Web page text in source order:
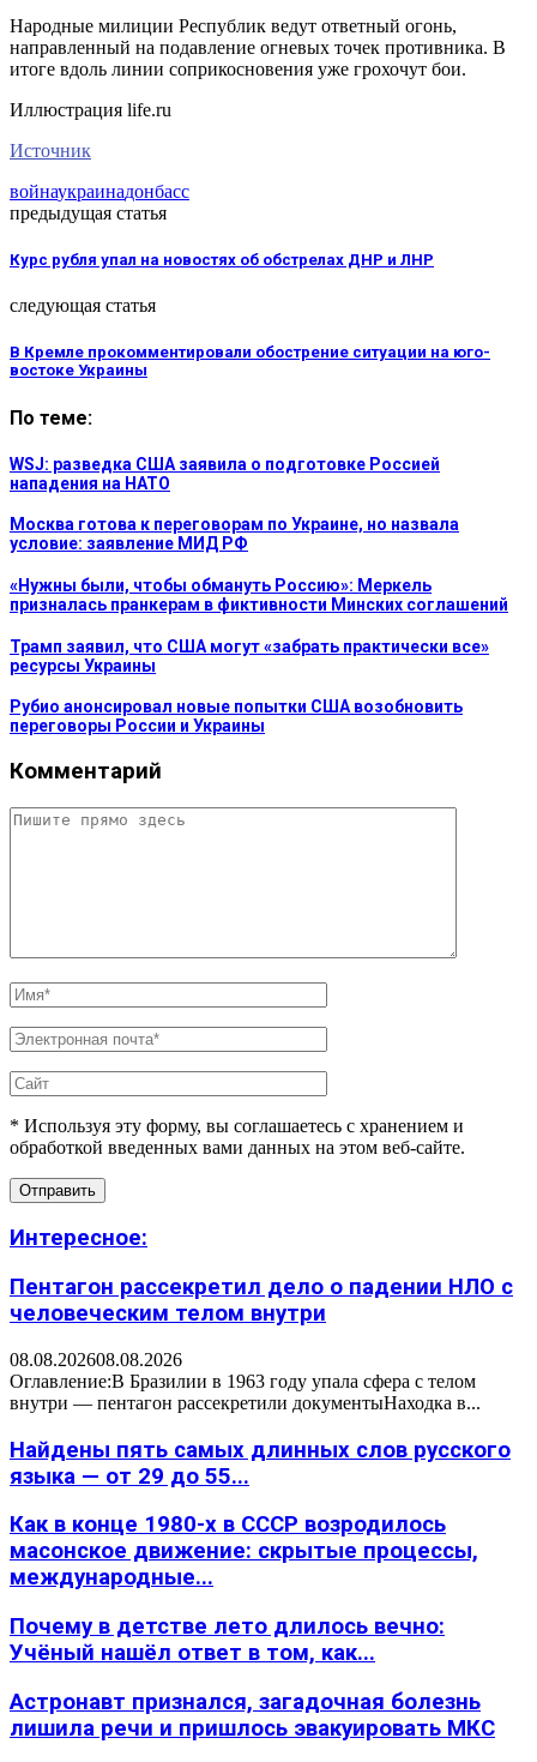
Народные милиции Республик ведут ответный огонь,
направленный на подавление огневых точек противника. В
итоге вдоль линии соприкосновения уже грохочут бои.
Иллюстрация life.ru
Источник
войнаукраинадонбасс
предыдущая статья
Курс рубля упал на новостях об обстрелах ДНР и ЛНР
следующая статья
В Кремле прокомментировали обострение ситуации на юго-
востоке Украины
По теме:
WSJ: разведка США заявила о подготовке Россией
нападения на НАТО
Москва готова к переговорам по Украине, но назвала
условие: заявление МИД РФ
«Нужны были, чтобы обмануть Россию»: Меркель
призналась пранкерам в фиктивности Минских соглашений
Трамп заявил, что США могут «забрать практически все»
ресурсы Украины
Рубио анонсировал новые попытки США возобновить
переговоры России и Украины
Комментарий
* Используя эту форму, вы соглашаетесь с хранением и
обработкой введенных вами данных на этом веб-сайте.
Интересное:
Пентагон рассекретил дело о падении НЛО с
человеческим телом внутри
08.08.202608.08.2026
Оглавление:В Бразилии в 1963 году упала сфера с телом
внутри — пентагон рассекретили документыНаходка в...
Найдены пять самых длинных слов русского
языка — от 29 до 55...
Как в конце 1980-х в СССР возродилось
масонское движение: скрытые процессы,
международные...
Почему в детстве лето длилось вечно:
Учёный нашёл ответ в том, как...
Астронавт признался, загадочная болезнь
лишила речи и пришлось эвакуировать МКС